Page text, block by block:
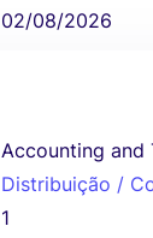
02/08/2026
Accounting and
Distribuição /
1